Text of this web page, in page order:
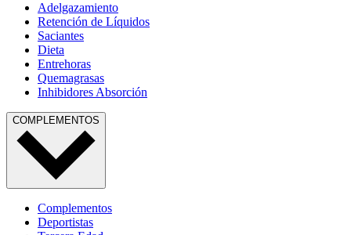
Adelgazamiento
Retención de Líquidos
Saciantes
Dieta
Entrehoras
Quemagrasas
Inhibidores Absorción
COMPLEMENTOS
Complementos
Deportistas